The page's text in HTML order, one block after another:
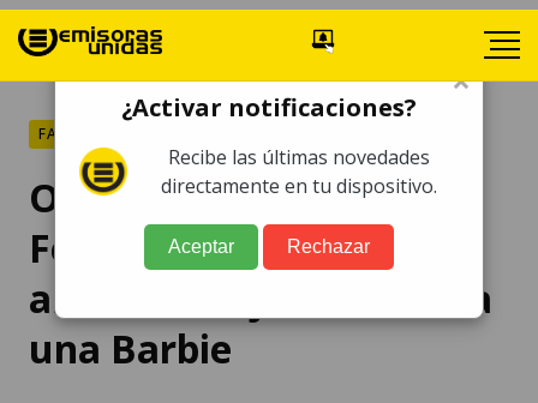
FARÁNDULA
Oscar 2024: America
Ferrara deslumbra en
alfombra roja como toda
una Barbie
×
¿Activar notificaciones?
Recibe las últimas novedades
directamente en tu dispositivo.
Aceptar Rechazar